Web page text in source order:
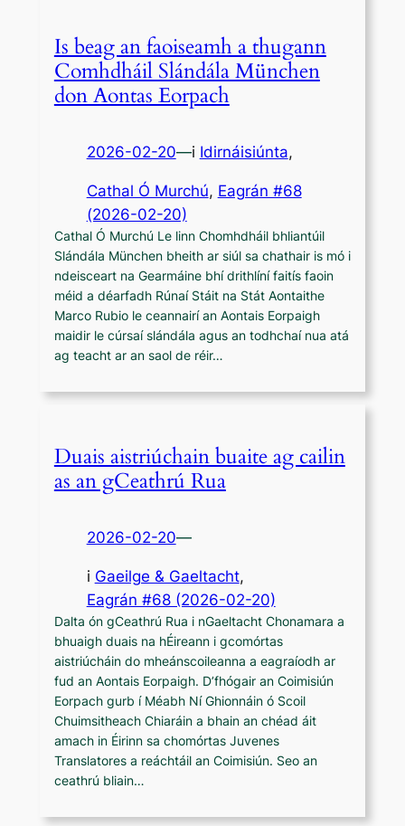
Is beag an faoiseamh a thugann
Comhdháil Slándála München
don Aontas Eorpach
2026-02-20—i Idirnáisiúnta,
Cathal Ó Murchú, Eagrán #68
(2026-02-20)
Cathal Ó Murchú Le linn Chomhdháil bhliantúil
Slándála München bheith ar siúl sa chathair is mó i
ndeisceart na Gearmáine bhí drithlíní faitís faoin
méid a déarfadh Rúnaí Stáit na Stát Aontaithe
Marco Rubio le ceannairí an Aontais Eorpaigh
maidir le cúrsaí slándála agus an todhchaí nua atá
ag teacht ar an saol de réir…
Duais aistriúchain buaite ag cailin
as an gCeathrú Rua
2026-02-20—
i Gaeilge & Gaeltacht,
Eagrán #68 (2026-02-20)
Dalta ón gCeathrú Rua i nGaeltacht Chonamara a
bhuaigh duais na hÉireann i gcomórtas
aistriúcháin do mheánscoileanna a eagraíodh ar
fud an Aontais Eorpaigh. D’fhógair an Coimisiún
Eorpach gurb í Méabh Ní Ghionnáin ó Scoil
Chuimsitheach Chiaráin a bhain an chéad áit
amach in Éirinn sa chomórtas Juvenes
Translatores a reáchtáil an Coimisiún. Seo an
ceathrú bliain…